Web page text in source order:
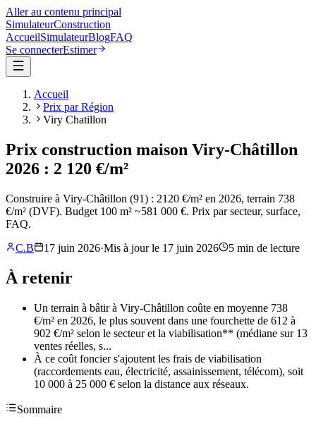
Aller au contenu principal
SimulateurConstruction
AccueilSimulateurBlogFAQ
Se connecterEstimer
Accueil
Prix par Région
Viry Chatillon
Prix construction maison Viry-Châtillon
2026 : 2 120 €/m²
Construire à Viry-Châtillon (91) : 2120 €/m² en 2026, terrain 738
€/m² (DVF). Budget 100 m² ~581 000 €. Prix par secteur, surface,
FAQ.
C.B
17 juin 2026·Mis à jour le 17 juin 2026 5 min de lecture
À retenir
Un terrain à bâtir à Viry-Châtillon coûte en moyenne 738
€/m² en 2026, le plus souvent dans une fourchette de 612 à
902 €/m² selon le secteur et la viabilisation** (médiane sur 13
ventes réelles, s...
À ce coût foncier s'ajoutent les frais de viabilisation
(raccordements eau, électricité, assainissement, télécom), soit
10 000 à 25 000 € selon la distance aux réseaux.
Sommaire